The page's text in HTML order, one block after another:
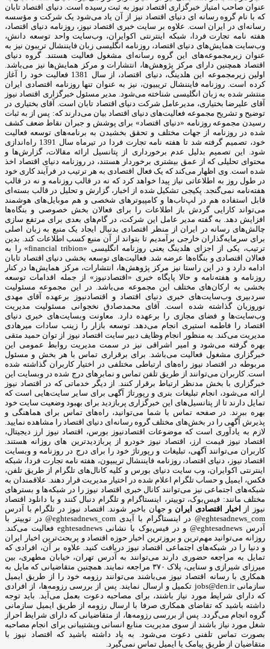
عنوان صاحب امتیاز خبرگزاری اقتصاد نیوز به ثبت رسیده است. دنیای اقتصاد تابان
که با نام گروه رسانه ای دنیای اقتصاد نیز از آن یاد می‌شود یک شرکت و مؤسسه
رسانه‌ای در ایران است. علاوه بر سایت خبری اقتصاد نیوز، روزنامه دنیای اقتصاد،
هفته ‌نامه تجارت فردا، شبکه اینترنتی اکوایران، وب‌سایت واحد توسعه دانش،
وب‌سایت همایش‌های دنیای اقتصاد، روزنامه انگلیسی ‌زبان فایننشال تریبون نیز به
عنوان زیرمجموعه‌های این گروه رسانه‌ای مشغول فعالیت هستند. گروه دنیای
اقتصاد همچنین دارای مرکز پژوهش‌ها، انتشارات و مرکز همایش‌ها نیز می‌باشد.
اولین زیرمجموعه این هلدینگ، دنیای اقتصاد، از سال 1381 فعالیت خود را آغاز
کرده است. روزنامه فایننشال تریبیون، نیز به عنوان تنها روزنامه اقتصادی ایران
منتشر شده به زبان انگلیسی شناخته می‌شود. مدیر مسئول خبرگزاری اقتصاد نیوز
آقای علیرضا بختیاری، مدیرعامل شرکت دنیای اقتصاد تابان است. آقای بختیاری در
توضیح و تشریح مجموعه فعالیت‌های دنیای اقتصاد بیان می‌دارند که: پس از به ثبات
رسیدن مجموعه روزنامه «دنیای اقتصاد» برای پوشش و جبران نقاط ضعف کشف
شده در روزنامه از جهات مختلف و تحقق بخشیدن به برنامه‌های توسعه فعالیت
خود، تصمیم گرفته شد تا هفته نامه تجارت فردا در تیرماه سال 1391 راه‌اندازی
شود. این تصمیم بدلیل عدم برخورداری از پتانسیل ارائه مقالات، گزارش‌ها و
محتوای تحلیلی که از عمق بیشتری برخوردار هستند، در روزنامه دنیای اقتصاد اخذ
شده است. وی اظهار می‌کند که یک فعال اقتصادی به هر ترتیب در فرآیند کاری خود
در طول روز به اطلاعاتی نیاز پیدا خواهد کرد که نه در قالب روزنامه و نه در قالب
هفته‌نامه نمی‌گنجد. پکیجی تشکیل شده از اخبار، گزارش و تحلیل در قالب بسته‌ای
قابل استفاده هم در لپ‌تاب‌ها و کامپیوترهای شخصی و هم موبایل‌های هوشمند
می‌تواند کارایی گردش باز اطلاعات را برای فعالان بخش خصوصی و بنگاه‌ها
افزایش دهد. به گفته مدیر عامل این شرکت، در گام‌های بعدی برای مرتفع سازی
چالش‌های رسانه در ایران از منظر اقتصادی بدنبال ایجاد یک منبع به زبان اصلی
برای سرمایه‌گذاران خارجی برآمدیم تا بتواند از آن منبع کسب اطلاعات کند. بدین
ترتیب، یکی از اجزای هلدینگ یعنی روزنامه انگلیسی «financial tribion» را به
فعالان اقتصادی و بنگاه‌ها عرضه شد. فعالیت‌های توسعه بخشی دنیای اقتصاد تابان
ادامه دارد و در این راستا نیز مرکز پژوهش‌ها، انتشارات، مرکز همایش‌ها در کنار
روزنامه و هفته‌نامه و حالا پایگاه خبری «اقتصادنیوز» از جمله اقدامات توسعه
بخشی به ارکان‌های مختلف این مجموعه می‌باشد. در این مجموعه مسئولیت
سردبیری وب‌سایت‌های خبری دنیای اقتصاد و اقتصادنیوز برعهده آقای مهدی
نوروزیان گذاشته شده است. آقای محمدصادق نخجوانی مسئولیت مدیریت
وب‌سایت‌ها و فضای مجازی را برعهده دارد. معاونت وبسایت‌های خبری دنیای
اقتصاد را فاطمه استیری انجام می‌دهد. توسعه بازار را زینب سادات میرهادی
مدیریت می‌کند. به منظور انجام وظایف دبیر سایت اقتصاد نیوز از توان حمید متقی
بهره گرفته می‌شود و امیر اشراقی نیز در سمت مدیریت روابط عمومی این
خبرگزاری مشغول فعالیت می‌باشد. برای برقراری تماس با هر بخش و مسئول
مربوطه در اقتصاد نیوز راه‌های ارتباطی مختلفی در اختیار کاربران گذاشته شده
است. کاربران می‌توانند از طریق تلفن تماس و نمابرهای درج شده در وبسایت این
خبرگزاری با بخش مدنظر ارتباط برقرار کنند. از دیگر خدماتی که در اقتصاد نیوز
ارائه می‌شود، انجام تبلیغات بنری و رپورتاژ آگهی برای سایر سایت‌هایی است که
تمایل دارند تا از پتانسیل‌های این خبرگزاری پربازدید برای بهبود وضعیت سایت خود
بهره ببرند. در صفحه تماس با شما می‌توانید، راه‌های تماس برای هماهنگی و
پذیرش آگهی را در بخش‌های مختلف گروه رسانه‌ای دنیای اقتصاد را مشاهده نمایید.
لازم به یادآوری است که موضوعات اقتصادنیوز بورس، اقتصاد نیوز ارز دیجیتال،
اقتصاد نیوز قیمت ارز، اقتصاد نیوز خودرو از پربازدیدترین های روزانه هستند.
کاربران می‌توانند آگهی، تبلیغات و رپورتاژ خود را برای درج در روزنامه و وبسایت
اقتصاد نیوز، دنیای اقتصاد، روزنامه فایننشال تریبیون، هفته نامه تجارت فردا، شبکه
اینترنتی اکوایران، وب سایت دنیای بورس و کلیه کانال‌های تلگرام از طریق تلفن،
فکس، ایمیل و حساب تلگرام اعلام شده در اختیار مدیریت قرار دهند. علاقمندان به
شبکه‎‌های اجتماعی نیز می‌توانند کانال خبری اقتصاد نیوز را در شبکه‌ها و بسترهای
مختلف مانند: فیس‌بوک، توییتر، اینستاگرام و تلگرام دنبال کنند و با دانلود اقتصاد
نیوز از اخبار اقتصادی ایران و جهان باخبر شوند. اقتصاد نیوز در تلگرام با آدرس
eghtesadnews_com@ در اینستاگرام با آیدی eghtesadnews_com@ در توییتر با
آدرس eghtesadnews@ و در فیس‌بوک با نشانی eghtesadnews فعالیت می‌کند.
روزانه می‌توانید مهم‌ترین و بروزترین اخبار حوزه اقتصاد و پربحث‌ترین اخبار ایران
و دنیا را در شبکه‌های اجتماعی اقتصاد نیوز دریافت کنید. علاوه بر آن، افرادی که
تمایل به مراجعه حضوری دارند می‌توانند به آدرس تهران، خیابان مطهری، بین
میرزای شیرازی و سنایی، پلاک ۳۷۰ مراجعه نمایند. همچنین متقاضیانی که مایل به
همکاری با رسانه‌ اقتصاد نیوز می‌باشند می‌توانند رزومه خود را از طریق ایمیل
سازمانی jobs@den.ir تکمیل و ارسال نمایند. پس از بررسی رزومه‌ها، از افرادی
که دارای شرایط مورد نیاز باشند، برای مصاحبه دعوت بعمل می‌آید. باید توجه
داشته باشید که تقاضای همکاری صرفا با ارسال رزومه از طریق ایمیل سازمانی
گروه انجام می‌گردد. پس از بررسی رزومه‌ها، از متقاضیانی که دارای شرایط احراز
شغل مورد نیاز باشند از سوی مدیریت منابع انسانی وپشتیبانی برای انجام مصاحبه
بصورت تماس تلفنی دعوت می‌شود. به یاد داشته باشید که اقتصاد نیوز با
متقاضیان از طریق پیامک یا ایمیل تماس نمی‌گیرد.